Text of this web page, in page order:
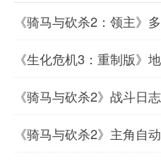
《骑马与砍杀2：领主》多人游戏指
《生化危机3：重制版》地狱难度S评价视频
《骑马与砍杀2》战斗日
《骑马与砍杀2》主角自